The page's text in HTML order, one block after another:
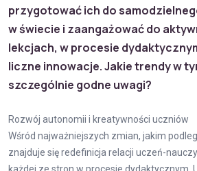
przygotować ich do
w świecie i zaangażować do
lekcjach, w procesie
liczne innowacje. Jakie trendy w
szczególnie godne uwagi?
Rozwój autonomii i kreatywności uczniów
Wśród najważniejszych zmian, jakim
znajduje się redefinicja relacji uczeń-